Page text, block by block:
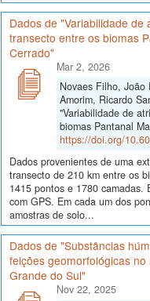
Dados de "Variabilidade de
transecto entre os biomas
Cerrado"
Mar 2, 2026
Novaes Filho, João
Amorim, Ricardo
"Variabilidade de
biomas Pantanal
https://doi.org/
Dados provenientes de uma
transecto de 210 km entre os
1415 pontos e 1780 camadas.
com GPS. Em cada um dos
amostras de solo...
Dados de "Substâncias
feições geomorfológicas
Grande do Sul"
Nov 22, 2025